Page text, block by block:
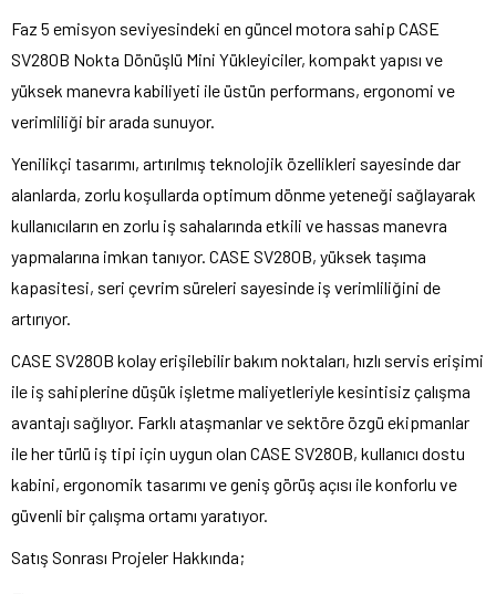
Faz 5 emisyon seviyesindeki en güncel motora sahip CASE
SV280B Nokta Dönüşlü Mini Yükleyiciler, kompakt yapısı ve
yüksek manevra kabiliyeti ile üstün performans, ergonomi ve
verimliliği bir arada sunuyor.
Yenilikçi tasarımı, artırılmış teknolojik özellikleri sayesinde dar
alanlarda, zorlu koşullarda optimum dönme yeteneği sağlayarak
kullanıcıların en zorlu iş sahalarında etkili ve hassas manevra
yapmalarına imkan tanıyor. CASE SV280B, yüksek taşıma
kapasitesi, seri çevrim süreleri sayesinde iş verimliliğini de
artırıyor.
CASE SV280B kolay erişilebilir bakım noktaları, hızlı servis erişimi
ile iş sahiplerine düşük işletme maliyetleriyle kesintisiz çalışma
avantajı sağlıyor. Farklı ataşmanlar ve sektöre özgü ekipmanlar
ile her türlü iş tipi için uygun olan CASE SV280B, kullanıcı dostu
kabini, ergonomik tasarımı ve geniş görüş açısı ile konforlu ve
güvenli bir çalışma ortamı yaratıyor.
Satış Sonrası Projeler Hakkında;